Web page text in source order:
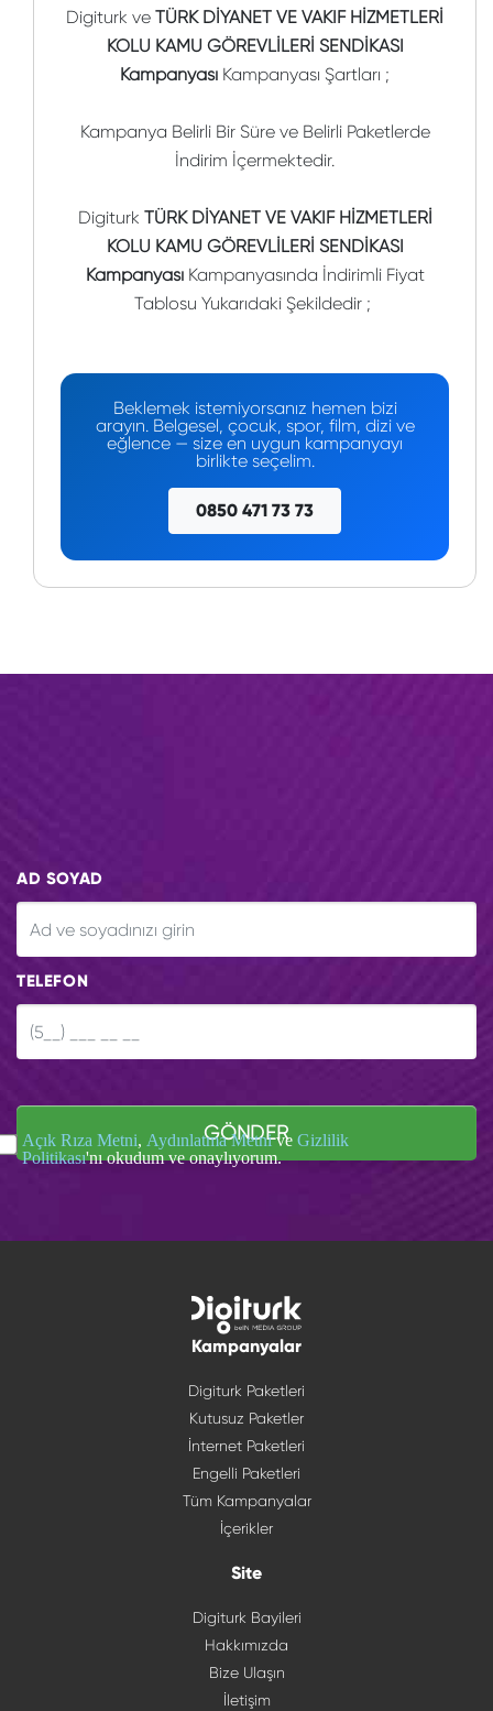
Digiturk ve TÜRK DİYANET VE VAKIF HİZMETLERİ
KOLU KAMU GÖREVLİLERİ SENDİKASI
Kampanyası Kampanyası Şartları ;
Kampanya Belirli Bir Süre ve Belirli Paketlerde
İndirim İçermektedir.
Digiturk TÜRK DİYANET VE VAKIF HİZMETLERİ
KOLU KAMU GÖREVLİLERİ SENDİKASI
KampanyasıKampanyasında İndirimli Fiyat
Tablosu Yukarıdaki Şekildedir ;
Beklemek istemiyorsanız hemen bizi
arayın. Belgesel, çocuk, spor, film, dizi ve
eğlence — size en uygun kampanyayı
birlikte seçelim.
0850 471 73 73
AD SOYAD
TELEFON
GÖNDER
Açık Rıza Metni, Aydınlatma Metnive Gizlilik
Politikası'nı okudum ve onaylıyorum.
Kampanyalar
Digiturk Paketleri
Kutusuz Paketler
İnternet Paketleri
Engelli Paketleri
Tüm Kampanyalar
İçerikler
Site
Digiturk Bayileri
Hakkımızda
Bize Ulaşın
İletişim